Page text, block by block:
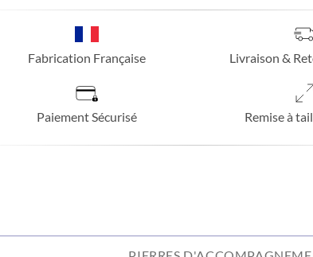
Fabrication Française Livraison &
Paiement Sécurisé Remise à